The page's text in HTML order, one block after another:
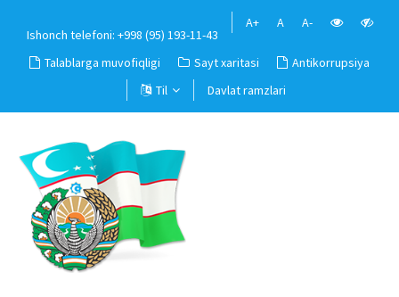
Ishonch telefoni: +998 (95) 193-11-43
A+ A A-
Talablarga muvofiqligi Sayt xaritasi
Antikorrupsiya
Til
Davlat ramzlari